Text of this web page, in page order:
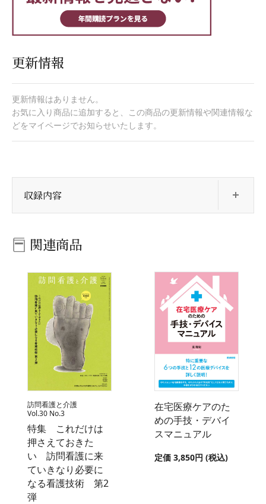
更新情報
更新情報はありません。
お気に入り商品に追加すると、この商品の更新情報や関連情報な
どをマイページでお知らせいたします。
収録内容
関連商品
訪問看護と介護
Vol.30 No.3
特集 これだけは
押さえておきた
い 訪問看護に来
ていきなり必要に
なる看護技術 第2
弾
在宅医療ケアのた
めの手技・デバイ
スマニュアル
定価 3,850円 (税込)